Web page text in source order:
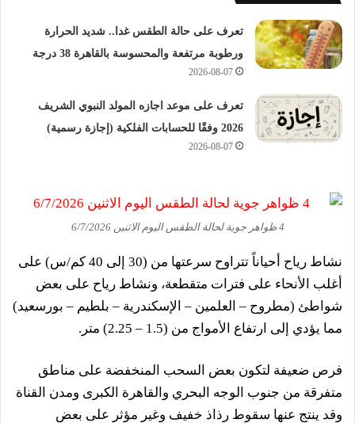
تعرف على حالة الطقس غدا.. شديد الحرارة
ورطوبة مرتفعة والمحسوسة بالقاهرة 38 درجة
2026-08-07
تعرف على موعد اجازه المولد النبوي الشريف
2026 وفقًا للحسابات الفلكية (إجازة رسمية)
2026-08-07
4 ظواهر جوية لحالة الطقس اليوم الاثنين 6/7/2026
نشاط رياح أحياناً تتراوح سرعتها من (30 إلى 40 كم/س) على
أغلب الأنحاء على فترات متقطعة، ونشاط رياح على بعض
شواطئ (مطروح – العلمين – الإسكندرية – بلطيم – بورسعيد)
مما يؤدي إلى ارتفاع الأمواج من (1.5 – 2.25) متر.
فرص ضعيفة لتكون بعض السحب المنخفضة على مناطق
متفرقة من جنوب الوجه البحري والقاهرة الكبرى ومدن القناة
وقد ينتج عنها سقوط رذاذ خفيف وغير مؤثر على بعض